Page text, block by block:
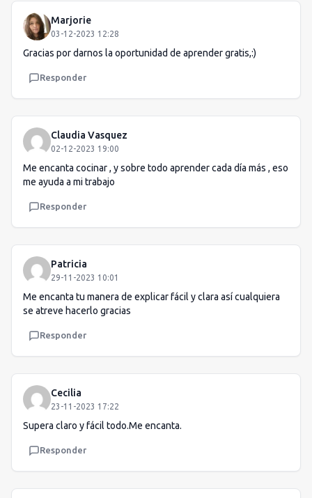
Marjorie
03-12-2023 12:28
Gracias por darnos la oportunidad de aprender gratis,:)
Responder
Claudia Vasquez
02-12-2023 19:00
Me encanta cocinar , y sobre todo aprender cada día más , eso
me ayuda a mi trabajo
Responder
Patricia
29-11-2023 10:01
Me encanta tu manera de explicar fácil y clara así cualquiera
se atreve hacerlo gracias
Responder
Cecilia
23-11-2023 17:22
Supera claro y fácil todo.Me encanta.
Responder